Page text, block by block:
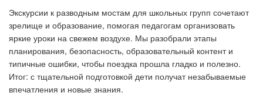
Экскурсии к разводным мостам для школьных групп сочетают
зрелище и образование, помогая педагогам организовать
яркие уроки на свежем воздухе. Мы разобрали этапы
планирования, безопасность, образовательный контент и
типичные ошибки, чтобы поездка прошла гладко и полезно.
Итог: с тщательной подготовкой дети получат незабываемые
впечатления и новые знания.